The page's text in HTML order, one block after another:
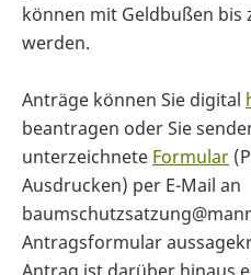
können mit Geldbußen bis
werden.
Anträge können Sie digital
beantragen oder Sie
unterzeichnete Formular
Ausdrucken) per E-Mail an
Antragsformular